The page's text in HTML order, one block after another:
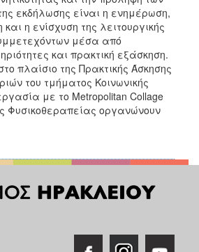
εκδήλωσης είναι η ενημέρωση,
και η ενίσχυση της λειτουργικής
μέσα από
και πρακτική εξάσκηση.
πλαίσιο της Πρακτικής Άσκησης
του τμήματος Κοινωνικής
με το Metropolitan Collage
Φυσικοθεραπείας οργανώνουν